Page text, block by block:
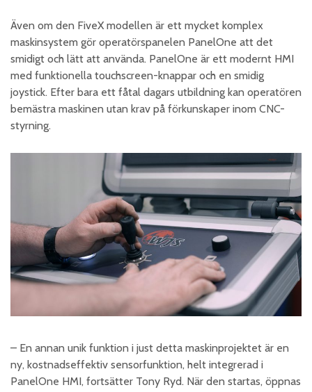
Även om den FiveX modellen är ett mycket komplex
maskinsystem gör operatörspanelen PanelOne att det
smidigt och lätt att använda. PanelOne är ett modernt HMI
med funktionella touchscreen-knappar och en smidig
joystick. Efter bara ett fåtal dagars utbildning kan operatören
bemästra maskinen utan krav på förkunskaper inom CNC-
styrning.
– En annan unik funktion i just detta maskinprojektet är en
ny, kostnadseffektiv sensorfunktion, helt integrerad i
PanelOne HMI, fortsätter Tony Ryd. När den startas, öppnas